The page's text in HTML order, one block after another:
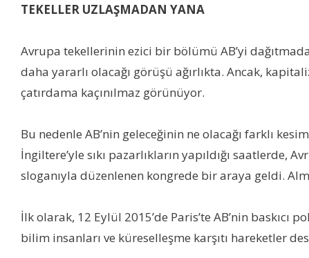
TEKELLER UZLAŞMADAN YANA
Avrupa tekellerinin ezici bir bölümü AB’yi
daha yararlı olacağı görüşü ağırlıkta. Ancak,
çatırdama kaçınılmaz görünüyor.
Bu nedenle AB’nin geleceğinin ne olacağı farklı
İngiltere’yle sıkı pazarlıkların yapıldığı saatlerde,
sloganıyla düzenlenen kongrede bir araya geldi.
İlk olarak, 12 Eylül 2015’de Paris’te AB’nin baskıcı
bilim insanları ve küreselleşme karşıtı hareketler